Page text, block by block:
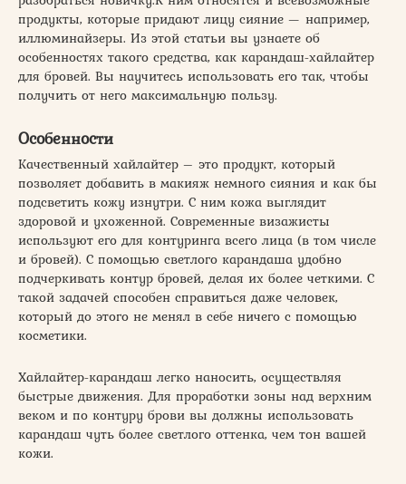
продукты, которые придают лицу сияние — например,
иллюминайзеры. Из этой статьи вы узнаете об
особенностях такого средства, как карандаш-хайлайтер
для бровей. Вы научитесь использовать его так, чтобы
получить от него максимальную пользу.
Особенности
Качественный хайлайтер – это продукт, который
позволяет добавить в макияж немного сияния и как бы
подсветить кожу изнутри. С ним кожа выглядит
здоровой и ухоженной. Современные визажисты
используют его для контуринга всего лица (в том числе
и бровей). С помощью светлого карандаша удобно
подчеркивать контур бровей, делая их более четкими. С
такой задачей способен справиться даже человек,
который до этого не менял в себе ничего с помощью
косметики.
Хайлайтер-карандаш легко наносить, осуществляя
быстрые движения. Для проработки зоны над верхним
веком и по контуру брови вы должны использовать
карандаш чуть более светлого оттенка, чем тон вашей
кожи.